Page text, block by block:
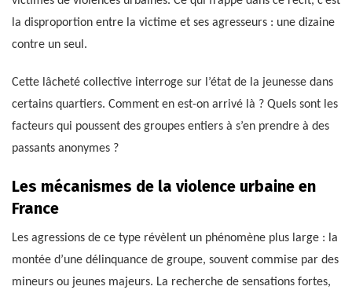
la disproportion entre la victime et ses agresseurs : une dizaine
contre un seul.
Cette lâcheté collective interroge sur l’état de la jeunesse dans
certains quartiers. Comment en est-on arrivé là ? Quels sont les
facteurs qui poussent des groupes entiers à s’en prendre à des
passants anonymes ?
Les mécanismes de la violence urbaine en
France
Les agressions de ce type révèlent un phénomène plus large : la
montée d’une délinquance de groupe, souvent commise par des
mineurs ou jeunes majeurs. La recherche de sensations fortes,